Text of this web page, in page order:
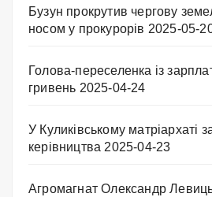
Бузун прокрутив чергову
носом у прокурорів 2025-05-
Голова-переселенка із
гривень 2025-04-24
У Куликівському матріархаті
керівництва 2025-04-23
Агромагнат Олександр